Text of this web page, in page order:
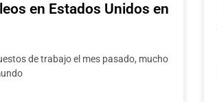
en Estados Unidos en
de trabajo el mes pasado, mucho